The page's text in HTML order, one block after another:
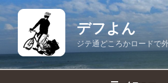
コ
ン
デフよん
ジテ通どころかロードで